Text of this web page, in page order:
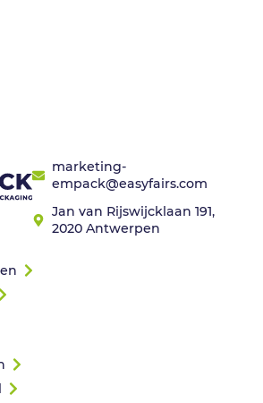
marketing-
empack@easyfairs.com
Jan van Rijswijcklaan 191,
2020 Antwerpen